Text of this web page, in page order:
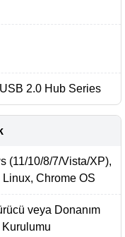
2.0 Hub Series
(11/10/8/7/Vista/XP),
Linux, Chrome OS
veya Donanım
Kurulumu